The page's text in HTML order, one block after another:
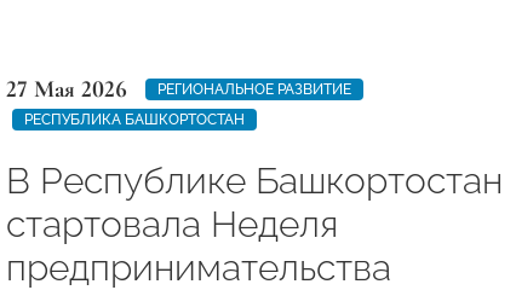
27 Мая 2026
РЕГИОНАЛЬНОЕ РАЗВИТИЕ
РЕСПУБЛИКА БАШКОРТОСТАН
В Республике Башкортостан
стартовала Неделя
предпринимательства